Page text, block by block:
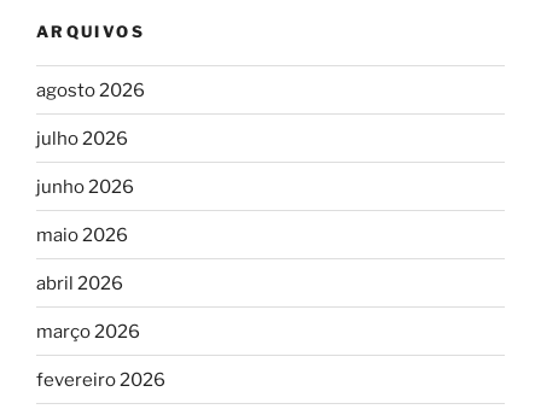
ARQUIVOS
agosto 2026
julho 2026
junho 2026
maio 2026
abril 2026
março 2026
fevereiro 2026